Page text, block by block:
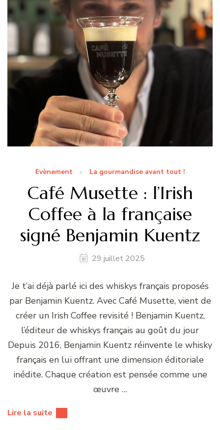
Evènement La gourmandise avant tout !
Café Musette : l’Irish
Coffee à la française
signé Benjamin Kuentz
29 juillet 2025
Je t’ai déjà parlé ici des whiskys français proposés
par Benjamin Kuentz. Avec Café Musette, vient de
créer un Irish Coffee revisité ! Benjamin Kuentz,
l’éditeur de whiskys français au goût du jour
Depuis 2016, Benjamin Kuentz réinvente le whisky
français en lui offrant une dimension éditoriale
inédite. Chaque création est pensée comme une
œuvre …
Lire la suite